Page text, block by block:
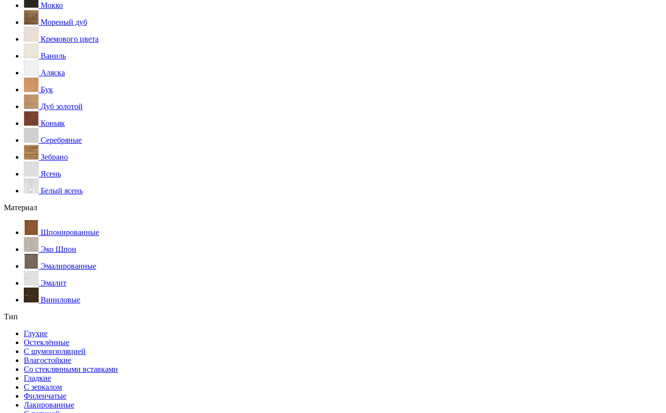
Мокко
Мореный дуб
Кремового цвета
Ваниль
Аляска
Бук
Дуб золотой
Коньяк
Серебряные
Зебрано
Ясень
Белый ясень
Материал
Шпонированные
Эко Шпон
Эмалированные
Эмалит
Виниловые
Тип
Глухие
Остеклённые
С шумоизоляцией
Влагостойкие
Со стеклянными вставками
Гладкие
С зеркалом
Филенчатые
Лакированные